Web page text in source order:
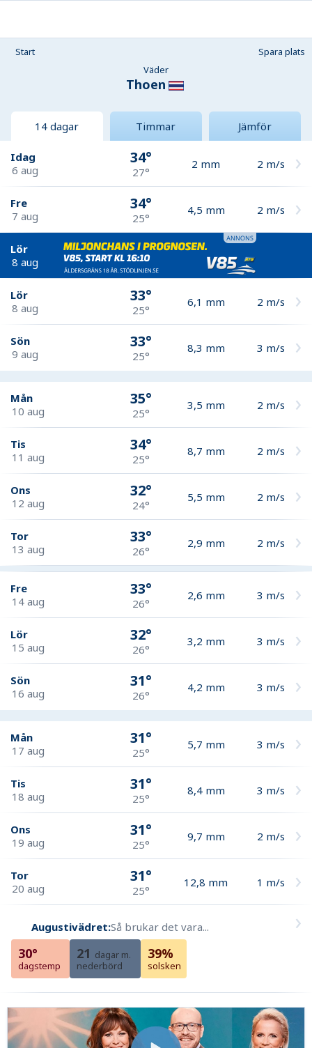
Start
Spara plats
Väder
Thoen
14 dagar Timmar Jämför
Idag
6 aug
34°
27°
2 mm 2 m/s
Fre
7 aug
34°
25°
4,5 mm 2 m/s
Lör
8 aug
Lör
8 aug
33°
25°
6,1 mm 2 m/s
Sön
9 aug
33°
25°
8,3 mm 3 m/s
Mån
10 aug
35°
25°
3,5 mm 2 m/s
Tis
11 aug
34°
25°
8,7 mm 2 m/s
Ons
12 aug
32°
24°
5,5 mm 2 m/s
Tor
13 aug
33°
26°
2,9 mm 2 m/s
Fre
14 aug
33°
26°
2,6 mm 3 m/s
Lör
15 aug
32°
26°
3,2 mm 3 m/s
Sön
16 aug
31°
26°
4,2 mm 3 m/s
Mån
17 aug
31°
25°
5,7 mm 3 m/s
Tis
18 aug
31°
25°
8,4 mm 3 m/s
Ons
19 aug
31°
25°
9,7 mm 2 m/s
Tor
20 aug
31°
25°
12,8 mm 1 m/s
Augustivädret:Så brukar det vara...
30°
dagstemp
21 dagar m.
nederbörd
39%
solsken